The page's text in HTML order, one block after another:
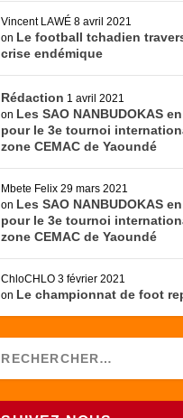
Vincent LAWÉ 8 avril 2021
on Le football tchadien
crise endémique
Rédaction 1 avril 2021
on Les SAO NANBUDOKAS
pour le 3e tournoi
zone CEMAC de Yaoundé
Mbete Felix 29 mars 2021
on Les SAO NANBUDOKAS
pour le 3e tournoi
zone CEMAC de Yaoundé
ChloCHLO 3 février 2021
on Le championnat de foot